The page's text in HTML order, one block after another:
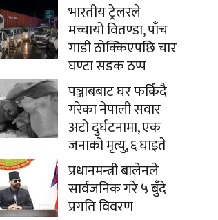
भारतीय ट्रेलरले
मच्चायो वितण्डा, पाँच
गाडी ठोक्किएपछि चार
घण्टा सडक ठप्प
पञ्जाबबाट घर फर्किंदै
गरेका नेपाली सवार
अटो दुर्घटनामा, एक
जनाको मृत्यु, ६ घाइते
प्रधानमन्त्री बालेनले
सार्वजनिक गरे ५ बुँदे
प्रगति विवरण